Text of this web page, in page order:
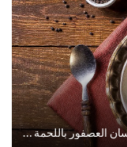
الاتجاه للأكل الصحي بتزيد حول العالم. شوربة لسان العصفور باللحمة والخضار مبتكرة لإبهار ضيوفك وكسر صيامهم بطريقة صحية وفي نفس ال...